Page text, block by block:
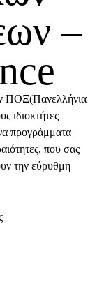
–
ΠΟΞ(Πανελλήνια
ιδιοκτήτες
προγράμματα
που σας
την εύρυθμη